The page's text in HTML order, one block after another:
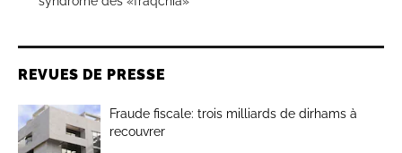
REVUES DE PRESSE
Fraude fiscale: trois milliards de dirhams à
recouvrer